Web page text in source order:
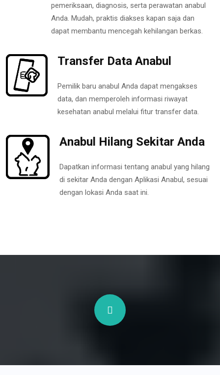
pemeriksaan, diagnosis, serta perawatan anabul
Anda. Mudah, praktis diakses kapan saja dan
dapat membantu mencegah kehilangan berkas.
Transfer Data Anabul
Pemilik baru anabul Anda dapat mengakses
data, dan memperoleh informasi riwayat
kesehatan anabul melalui fitur transfer data.
Anabul Hilang Sekitar Anda
Dapatkan informasi tentang anabul yang hilang
di sekitar Anda dengan Aplikasi Anabul, sesuai
dengan lokasi Anda saat ini.